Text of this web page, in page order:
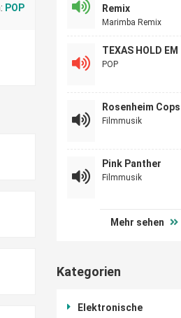
POP
Remix
Marimba Remix
TEXAS HOLD EM
POP
Rosenheim Cops
Filmmusik
Pink Panther
Filmmusik
Mehr sehen
Kategorien
Elektronische